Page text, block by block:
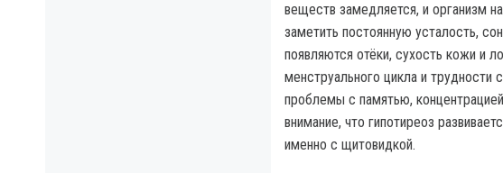
веществ замедляется, и организм
заметить постоянную усталость,
появляются отёки, сухость кожи и
менструального цикла и трудности
проблемы с памятью,
внимание, что гипотиреоз
именно с щитовидкой.